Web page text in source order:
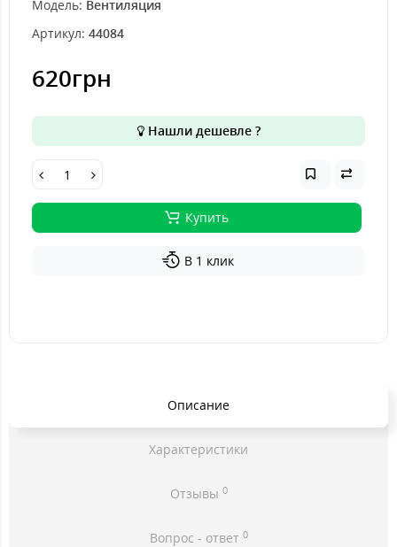
Модель: Вентиляция
Артикул: 44084
620грн
Нашли дешевле ?
Купить
В 1 клик
Описание
Характеристики
Отзывы 0
Вопрос - ответ 0